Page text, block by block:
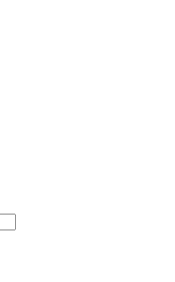
een verbluffende balans van